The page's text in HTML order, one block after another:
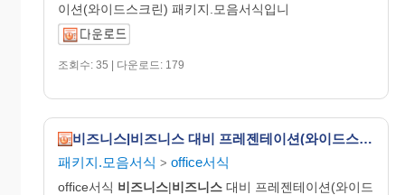
이션(와이드스크린) 패키지.모음서식입니
조회수: 35 | 다운로드: 179
비즈니스|비즈니스 대비 프레젠테이션(와이드스크린)
패키지.모음서식 > office서식
office서식 비즈니스|비즈니스 대비 프레젠테이션(와이드